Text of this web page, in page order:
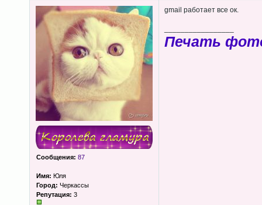
Сообщения: 87
Имя: Юля
Город: Черкассы
Репутация: 3
gmail работает все ок.
Печать